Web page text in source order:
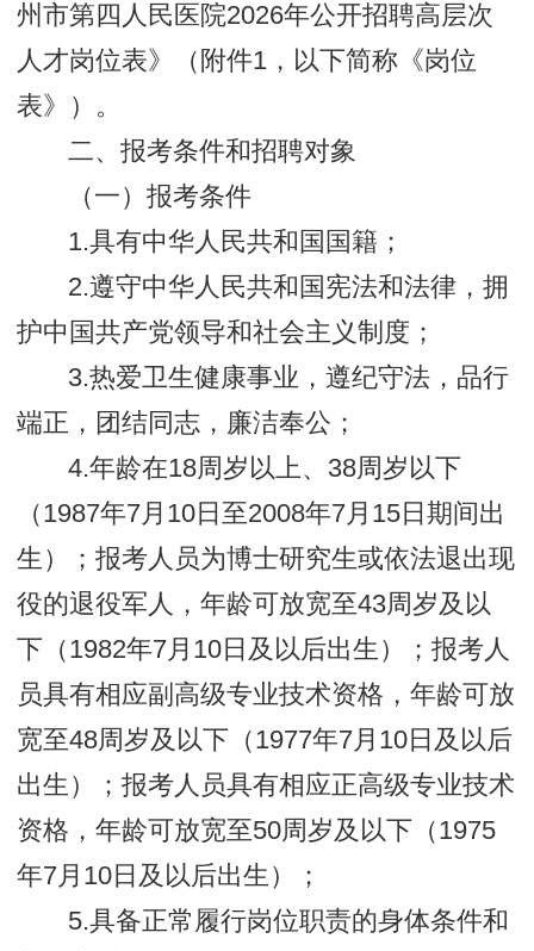
州市第四人民医院2026年公开招聘高层次
人才岗位表》（附件1，以下简称《岗位
表》）。
二、报考条件和招聘对象
（一）报考条件
1.具有中华人民共和国国籍；
2.遵守中华人民共和国宪法和法律，拥
护中国共产党领导和社会主义制度；
3.热爱卫生健康事业，遵纪守法，品行
端正，团结同志，廉洁奉公；
4.年龄在18周岁以上、38周岁以下
（1987年7月10日至2008年7月15日期间出
生）；报考人员为博士研究生或依法退出现
役的退役军人，年龄可放宽至43周岁及以
下（1982年7月10日及以后出生）；报考人
员具有相应副高级专业技术资格，年龄可放
宽至48周岁及以下（1977年7月10日及以后
出生）；报考人员具有相应正高级专业技术
资格，年龄可放宽至50周岁及以下（1975
年7月10日及以后出生）；
5.具备正常履行岗位职责的身体条件和